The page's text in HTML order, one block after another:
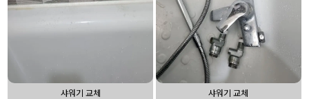
샤워기 교체 샤워기 교체